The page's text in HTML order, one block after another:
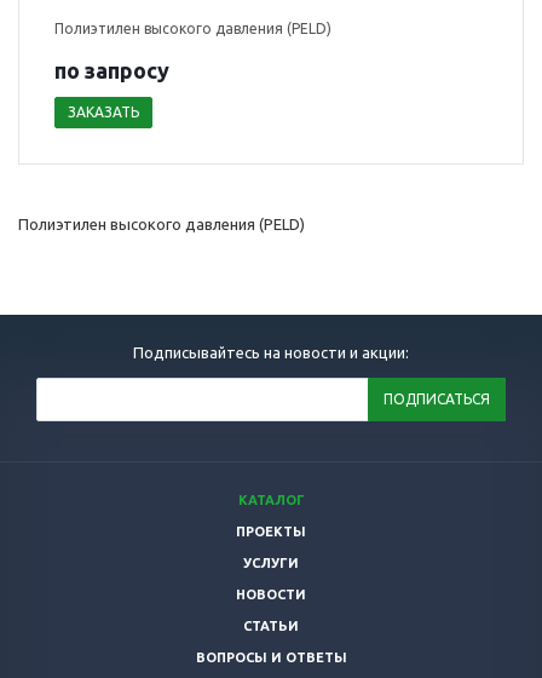
Полиэтилен высокого давления (PELD)
по запросу
ЗАКАЗАТЬ
Полиэтилен высокого давления (PELD)
Подписывайтесь на новости и акции:
КАТАЛОГ
ПРОЕКТЫ
УСЛУГИ
НОВОСТИ
СТАТЬИ
ВОПРОСЫ И ОТВЕТЫ